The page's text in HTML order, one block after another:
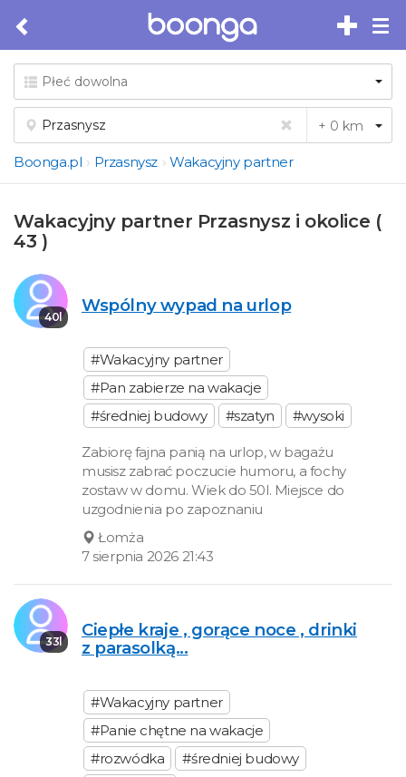
Boonga.pl Przasnysz Wakacyjny partner
Wakacyjny partner Przasnysz i okolice (
43 )
40l
Wspólny wypad na urlop
#Wakacyjny partner
#Pan zabierze na wakacje
#średniej budowy
#szatyn #wysoki
Zabiorę fajna panią na urlop, w bagażu
musisz zabrać poczucie humoru, a fochy
zostaw w domu. Wiek do 50l. Miejsce do
uzgodnienia po zapoznaniu
Łomża
7 sierpnia 2026 21:43
33l
Ciepłe kraje , gorące noce , drinki
z parasolką...
#Wakacyjny partner
#Panie chętne na wakacje
#rozwódka
#średniej budowy